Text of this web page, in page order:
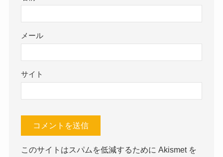
メール
サイト
このサイトはスパムを低減するために Akismet を